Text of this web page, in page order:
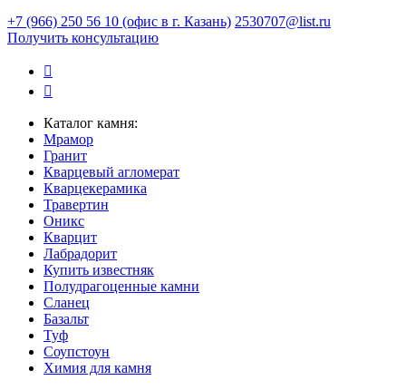
+7 (966) 250 56 10 (офис в г. Казань) 2530707@list.ru
Получить консультацию
Каталог камня:
Мрамор
Гранит
Кварцевый агломерат
Кварцекерамика
Травертин
Оникс
Кварцит
Лабрадорит
Купить известняк
Полудрагоценные камни
Сланец
Базальт
Туф
Соупстоун
Химия для камня